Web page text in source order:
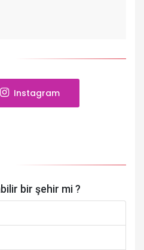
Instagram
bir şehir mi ?